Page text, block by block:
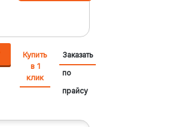
Купить
в 1
клик
Заказать
по
прайсу